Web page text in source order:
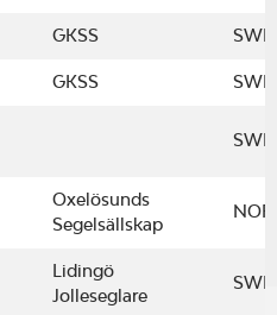
GKSS SWE
GKSS SWE
SWE
Oxelösunds
Segelsällskap
NOR
Lidingö
Jolleseglare
SWE